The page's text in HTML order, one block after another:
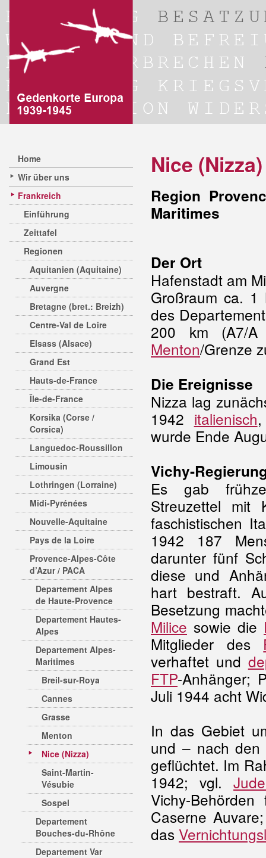
Home
Wir über uns
Frankreich
Einführung
Zeittafel
Regionen
Aquitanien (Aquitaine)
Auvergne
Bretagne (bret.: Breizh)
Centre-Val de Loire
Elsass (Alsace)
Grand Est
Hauts-de-France
Île-de-France
Korsika (Corse /
Corsica)
Languedoc-Roussillon
Limousin
Lothringen (Lorraine)
Midi-Pyrénées
Nouvelle-Aquitaine
Pays de la Loire
Provence-Alpes-Côte
d’Azur / PACA
Departement Alpes
de Haute-Provence
Departement Hautes-
Alpes
Departement Alpes-
Maritimes
Breil-sur-Roya
Cannes
Grasse
Menton
Nice (Nizza)
Saint-Martin-
Vésubie
Sospel
Departement
Bouches-du-Rhône
Departement Var
Nice (Nizza)
Region
Maritimes
Der Ort
Hafenstadt am
Großraum ca. 1
des
200 km (A7/
Menton/Grenze
Die Ereignisse
Nizza lag
1942 italienisch
wurde Ende
Vichy-
Es gab
Streuzettel
faschistischen
1942 187
darunter fünf
diese und
hart bestraft.
Besetzung
Milice sowie die
Mitglieder des
verhaftet und
FTP-Anhänger;
Juli 1944 acht
In das Gebiet
und – nach den
geflüchtet. Im
1942; vgl.
Vichy-
Caserne
das